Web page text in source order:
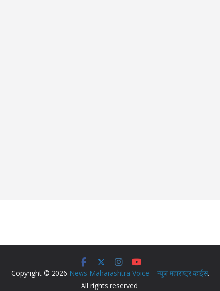
Copyright © 2026 News Maharashtra Voice – न्युज महाराष्ट्र व्हाईस.
All rights reserved.